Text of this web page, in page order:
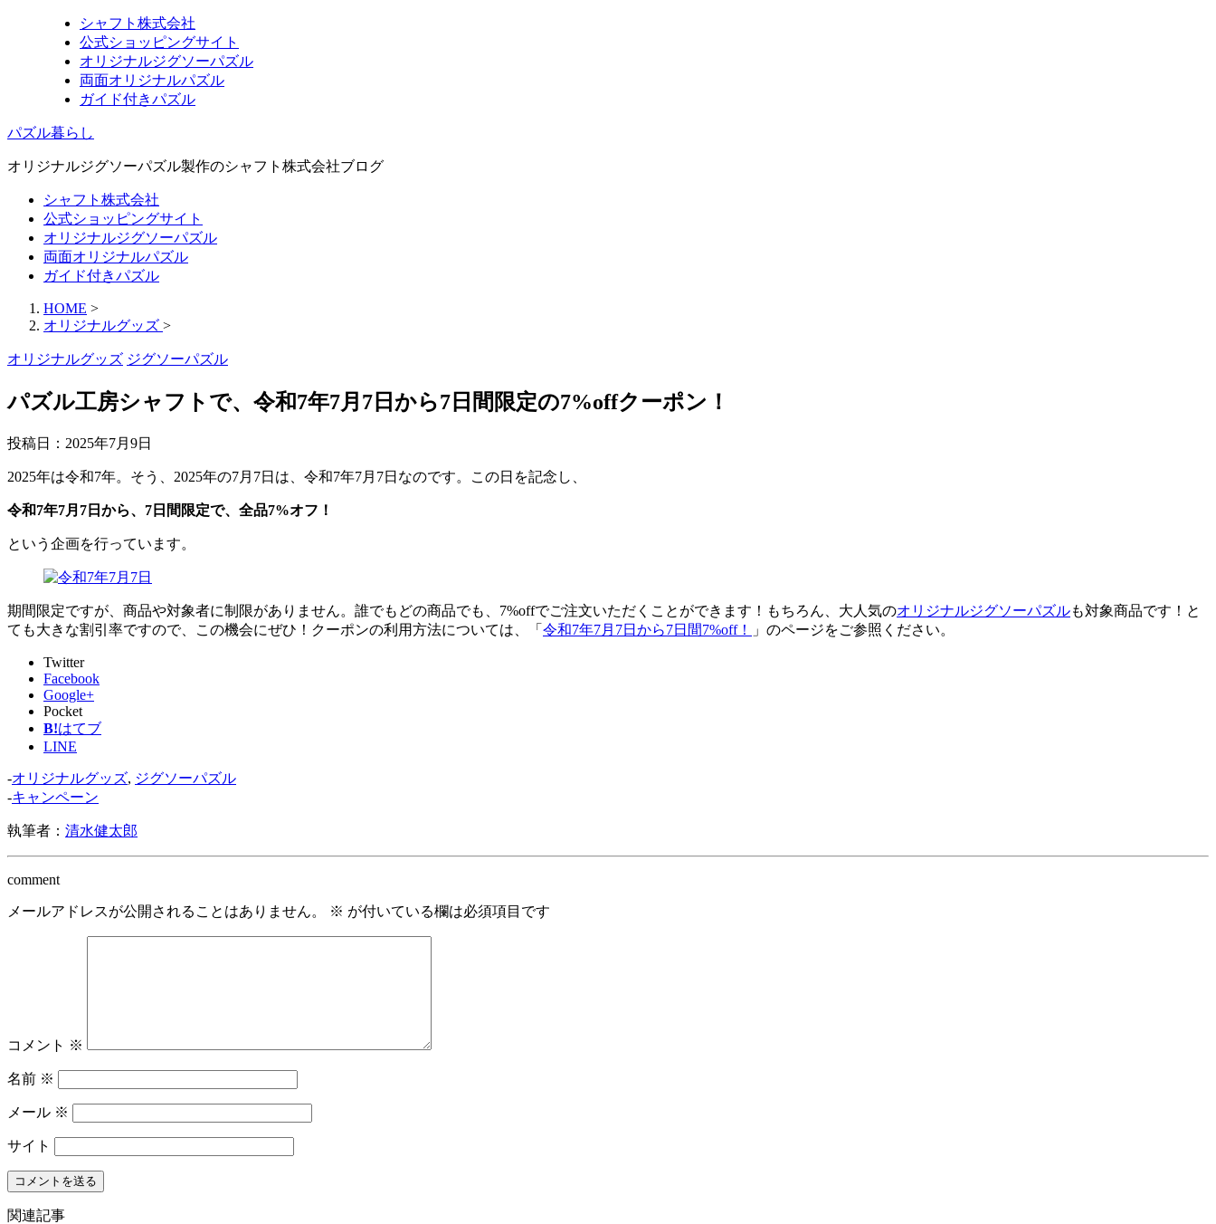
シャフト株式会社
公式ショッピングサイト
オリジナルジグソーパズル
両面オリジナルパズル
ガイド付きパズル
パズル暮らし
オリジナルジグソーパズル製作のシャフト株式会社ブログ
シャフト株式会社
公式ショッピングサイト
オリジナルジグソーパズル
両面オリジナルパズル
ガイド付きパズル
HOME >
オリジナルグッズ >
オリジナルグッズ ジグソーパズル
パズル工房シャフトで、令和7年7月7日から7日間限定の7%offクーポン！
投稿日： 2025年7月9日
2025年は令和7年。そう、2025年の7月7日は、令和7年7月7日なのです。この日を記念し、
令和7年7月7日から、7日間限定で、全品7%オフ！
という企画を行っています。
期間限定ですが、商品や対象者に制限がありません。誰でもどの商品でも、7%offでご注文いただくことができます！もちろん、大人気のオリジナルジグソーパズルも対象商品です！と
ても大きな割引率ですので、この機会にぜひ！クーポンの利用方法については、「 令和7年7月7日から7日間7%off！ 」のページをご参照ください。
Twitter
Facebook
Google+
Pocket
B!はてブ
LINE
-オリジナルグッズ, ジグソーパズル
-キャンペーン
執筆者： 清水健太郎
comment
メールアドレスが公開されることはありません。 ※ が付いている欄は必須項目です
コメント ※
名前 ※
メール ※
サイト
関連記事